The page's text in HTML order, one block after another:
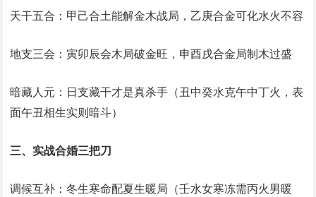
天干五合：甲己合土能解金木战局，乙庚合金可化水火不容
地支三会：寅卯辰会木局破金旺，申酉戌合金局制木过盛
暗藏人元：日支藏干才是真杀手（丑中癸水克午中丁火，表
面午丑相生实则暗斗）
三、实战合婚三把刀
调候互补：冬生寒命配夏生暖局（壬水女寒冻需丙火男暖